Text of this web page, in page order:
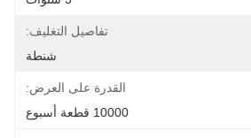
تفاصيل التغليف:
شنطة
القدرة على العرض:
10000 قطعة أسبوع